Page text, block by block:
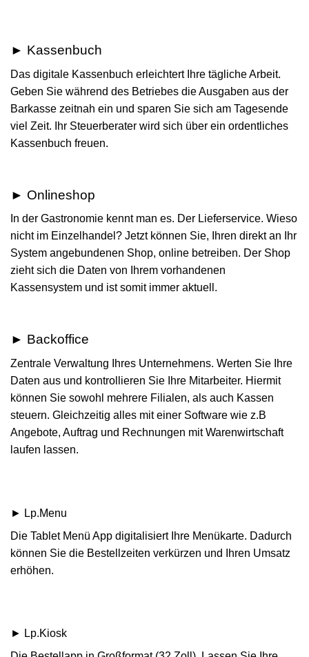
► Kassenbuch
Das digitale Kassenbuch erleichtert Ihre tägliche Arbeit.
Geben Sie während des Betriebes die Ausgaben aus der
Barkasse zeitnah ein und sparen Sie sich am Tagesende
viel Zeit. Ihr Steuerberater wird sich über ein ordentliches
Kassenbuch freuen.
► Onlineshop
In der Gastronomie kennt man es. Der Lieferservice. Wieso
nicht im Einzelhandel? Jetzt können Sie, Ihren direkt an Ihr
System angebundenen Shop, online betreiben. Der Shop
zieht sich die Daten von Ihrem vorhandenen
Kassensystem und ist somit immer aktuell.
► Backoffice
Zentrale Verwaltung Ihres Unternehmens. Werten Sie Ihre
Daten aus und kontrollieren Sie Ihre Mitarbeiter. Hiermit
können Sie sowohl mehrere Filialen, als auch Kassen
steuern. Gleichzeitig alles mit einer Software wie z.B
Angebote, Auftrag und Rechnungen mit Warenwirtschaft
laufen lassen.
► Lp.Menu
Die Tablet Menü App digitalisiert Ihre Menükarte. Dadurch
können Sie die Bestellzeiten verkürzen und Ihren Umsatz
erhöhen.
► Lp.Kiosk